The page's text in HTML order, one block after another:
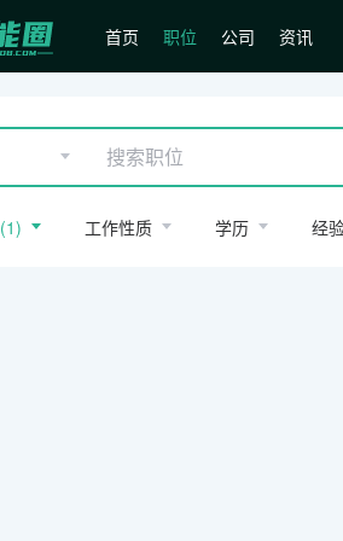
首页 职位 公司 资讯
(1) 工作性质 学历 经